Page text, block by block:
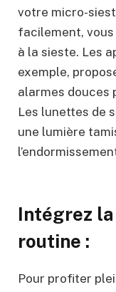
votre micro-
facilement, vous
à la sieste. Les
exemple,
alarmes douces
Les lunettes de
une lumière
Intégrez
routine :
Pour profiter